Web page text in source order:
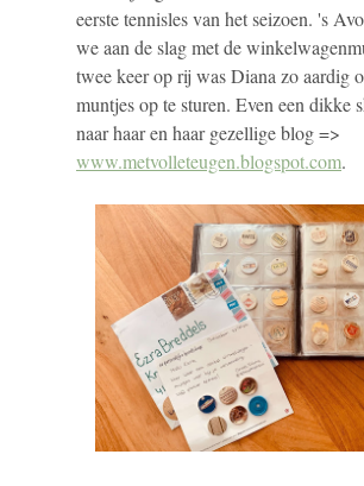
eerste tennisles van het seizoen. 's
we aan de slag met de
twee keer op rij was Diana zo aardig
muntjes op te sturen. Even een dikke
naar haar en haar gezellige blog =>
www.metvolleteugen.blogspot.com.